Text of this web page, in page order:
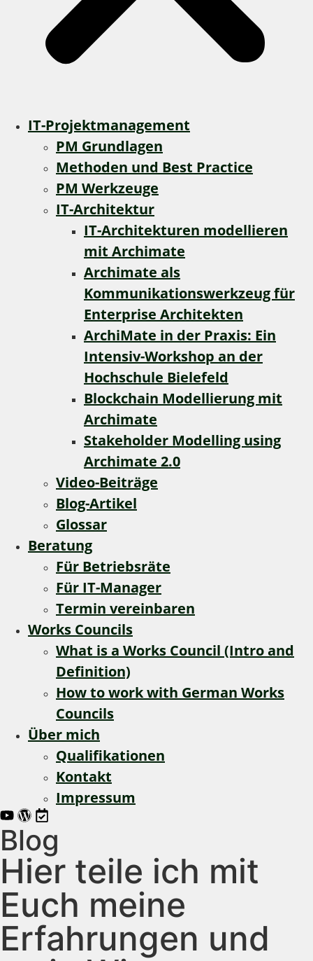
IT-Projektmanagement
PM Grundlagen
Methoden und Best Practice
PM Werkzeuge
IT-Architektur
IT-Architekturen modellieren
mit Archimate
Archimate als
Kommunikationswerkzeug für
Enterprise Architekten
ArchiMate in der Praxis: Ein
Intensiv-Workshop an der
Hochschule Bielefeld
Blockchain Modellierung mit
Archimate
Stakeholder Modelling using
Archimate 2.0
Video-Beiträge
Blog-Artikel
Glossar
Beratung
Für Betriebsräte
Für IT-Manager
Termin vereinbaren
Works Councils
What is a Works Council (Intro and
Definition)
How to work with German Works
Councils
Über mich
Qualifikationen
Kontakt
Impressum
Blog
Hier teile ich mit
Euch meine
Erfahrungen und